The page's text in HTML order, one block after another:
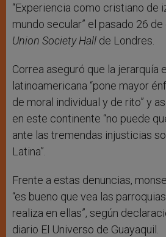
“Experiencia como cristiano de
mundo secular” el pasado 26
Union Society Hall de Londres.
Correa aseguró que la jerarquía
latinoamericana “pone mayor
de moral individual y de rito” y
en este continente “no puede
ante las tremendas injusticias
Latina”.
Frente a estas denuncias,
“es bueno que vea las
realiza en ellas”, según
diario El Universo de Guayaquil.